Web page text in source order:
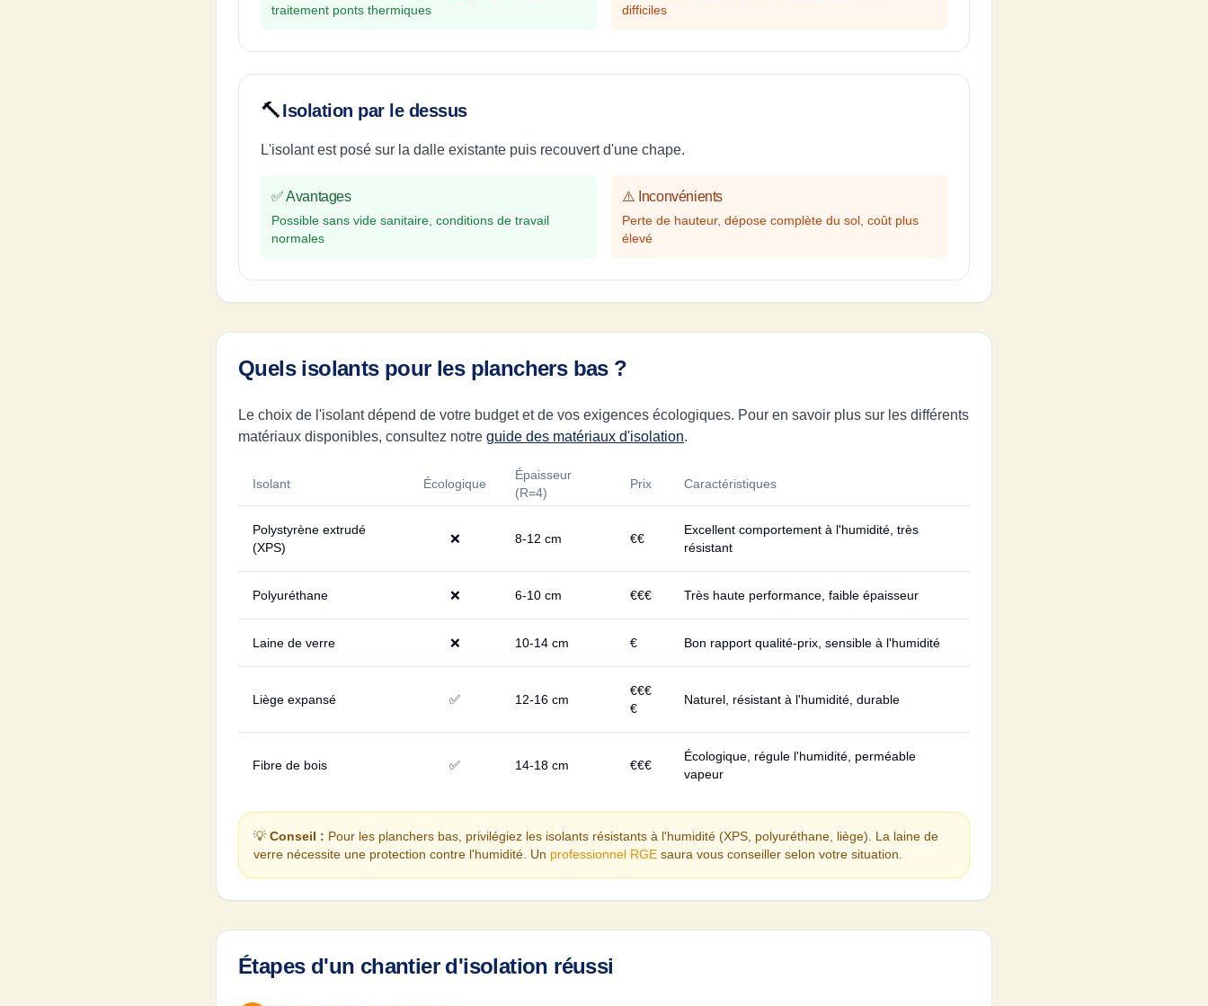
traitement ponts thermiques
difficiles
🔨Isolation par le dessus
L'isolant est posé sur la dalle existante puis recouvert d'une chape.
✅ Avantages
Possible sans vide sanitaire, conditions de travail
normales
⚠️ Inconvénients
Perte de hauteur, dépose complète du sol, coût plus
élevé
Quels isolants pour les planchers bas ?
Le choix de l'isolant dépend de votre budget et de vos exigences écologiques. Pour en savoir plus sur les différents
matériaux disponibles, consultez notre guide des matériaux d'isolation.
Isolant Écologique
Épaisseur
(R=4)
Prix Caractéristiques
Polystyrène extrudé
(XPS)
❌ 8-12 cm €€
Excellent comportement à l'humidité, très
résistant
Polyuréthane ❌ 6-10 cm €€€ Très haute performance, faible épaisseur
Laine de verre ❌ 10-14 cm € Bon rapport qualité-prix, sensible à l'humidité
Liège expansé ✅ 12-16 cm
€€€
€
Naturel, résistant à l'humidité, durable
Fibre de bois ✅ 14-18 cm €€€
Écologique, régule l'humidité, perméable
vapeur
💡 Conseil : Pour les planchers bas, privilégiez les isolants résistants à l'humidité (XPS, polyuréthane, liège). La laine de
verre nécessite une protection contre l'humidité. Un professionnel RGE saura vous conseiller selon votre situation.
Étapes d'un chantier d'isolation réussi